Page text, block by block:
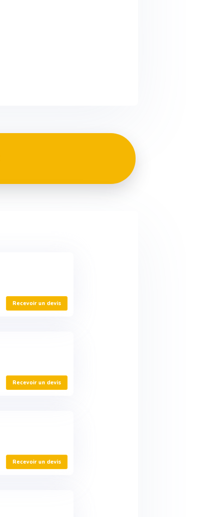
Recevoir un devis
Recevoir un devis
Recevoir un devis